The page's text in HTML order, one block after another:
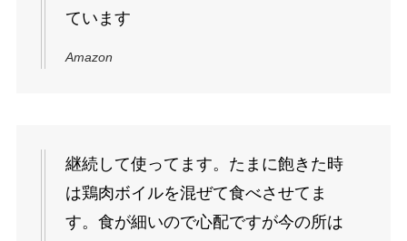
ています
Amazon
継続して使ってます。たまに飽きた時
は鶏肉ボイルを混ぜて食べさせてま
す。食が細いので心配ですが今の所は